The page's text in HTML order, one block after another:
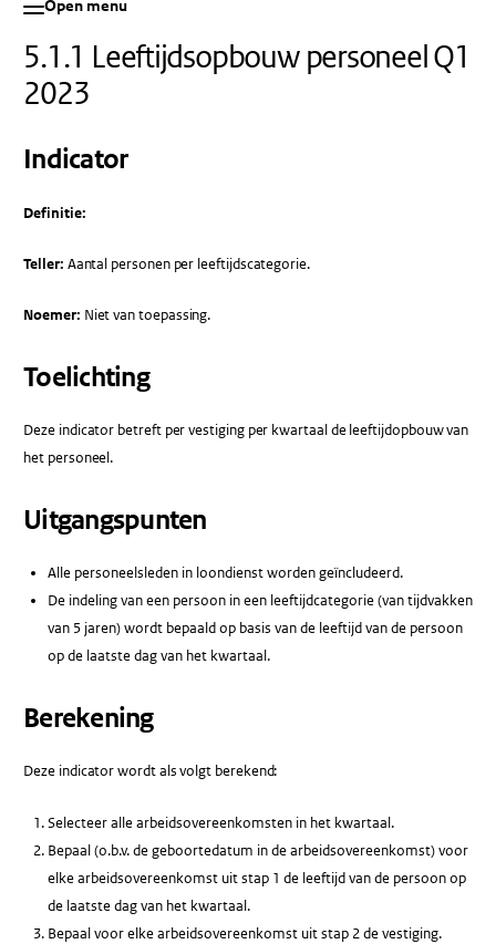
Open menu
5.1.1 Leeftijdsopbouw personeel Q1
2023
Indicator
Definitie:
Teller: Aantal personen per leeftijdscategorie.
Noemer: Niet van toepassing.
Toelichting
Deze indicator betreft per vestiging per kwartaal de leeftijdopbouw van
het personeel.
Uitgangspunten
Alle personeelsleden in loondienst worden geïncludeerd.
De indeling van een persoon in een leeftijdcategorie (van tijdvakken
van 5 jaren) wordt bepaald op basis van de leeftijd van de persoon
op de laatste dag van het kwartaal.
Berekening
Deze indicator wordt als volgt berekend:
Selecteer alle arbeidsovereenkomsten in het kwartaal.
Bepaal (o.b.v. de geboortedatum in de arbeidsovereenkomst) voor
elke arbeidsovereenkomst uit stap 1 de leeftijd van de persoon op
de laatste dag van het kwartaal.
Bepaal voor elke arbeidsovereenkomst uit stap 2 de vestiging.